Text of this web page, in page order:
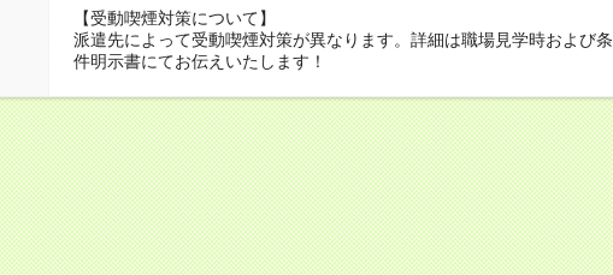
【受動喫煙対策について】
派遣先によって受動喫煙対策が異なります。詳細は職場見学時および条
件明示書にてお伝えいたします！